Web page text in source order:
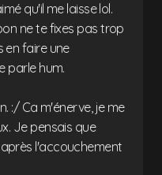
qu'il me laisse lol.
ne te fixes pas trop
en faire une
parle hum.
:/ Ca m'énerve, je me
Je pensais que
l'accouchement